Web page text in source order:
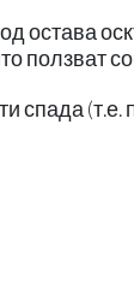
остава
ползват
спада (т.е.